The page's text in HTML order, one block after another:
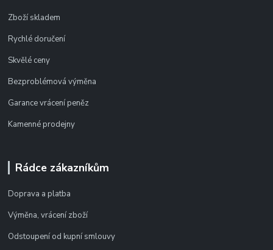
Zboží skladem
Rychlé doručení
Skvělé ceny
Bezproblémová výměna
Garance vrácení peněz
Kamenné prodejny
Rádce zákazníkům
Doprava a platba
Výměna, vrácení zboží
Odstoupení od kupní smlouvy